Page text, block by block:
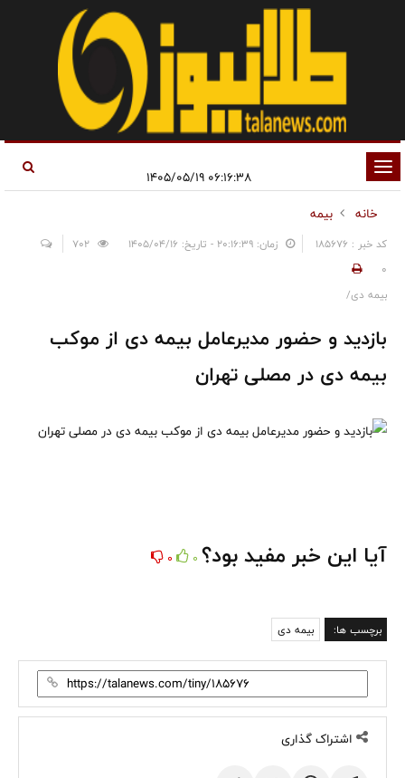
تغییر
وضعیت
ناوبری
۰۶:۱۶:۳۸ ۱۴۰۵/۰۵/۱۹
خانه
بیمه
کد خبر : 185676 زمان: ۲۰:۱۶:۳۹ - تاریخ: ۱۴۰۵/۰۴/۱۶
0
بیمه دی/
بازدید و حضور مدیرعامل بیمه دی از موکب
بیمه دی در مصلی تهران
آیا این خبر مفید بود؟ 0
0
برچسب ها: بیمه دی
اشتراک گذاری